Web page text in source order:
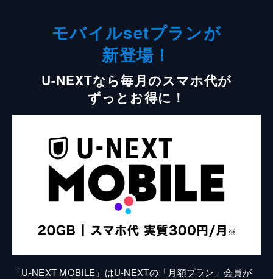
モバイルsetプランが
新登場！
U-NEXTなら毎月のスマホ代が
ずっとお得に！
「U-NEXT MOBILE」はU-NEXTの「月額プラン」会員が